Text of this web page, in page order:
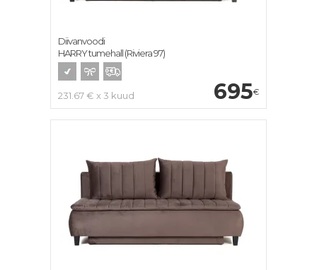
695€
231.67 € x 3 kuud
Diivanvoodi
HARRY tumehall (Riviera 97)